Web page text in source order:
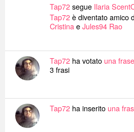
Tap72segue Ilaria
Tap72è diventato amico
CristinaeJules94 Rao
Tap72 ha votato una
3 frasi
Tap72 ha inserito una